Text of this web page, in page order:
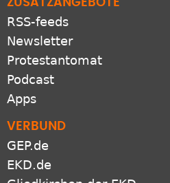
RSS-feeds
Newsletter
Protestantomat
Podcast
Apps
GEP.de
EKD.de
Gliedkirchen der EKD